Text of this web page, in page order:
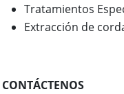
Tratamientos
Extracción de
CONTÁCTENOS